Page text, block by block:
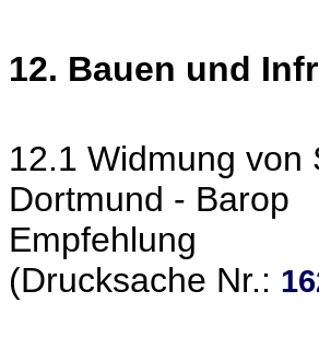
12. Bauen und
12.1 Widmung
Dortmund - Barop
Empfehlung
(Drucksache Nr.: